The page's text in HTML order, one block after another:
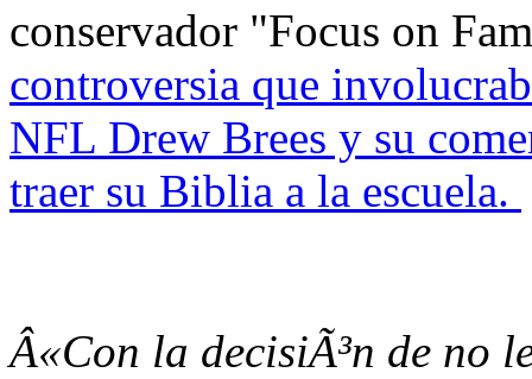
conservador "Focus on
controversia que
NFL Drew Brees y su
traer su Biblia a la escuela.
Â«Con la decisiÃ³n de no